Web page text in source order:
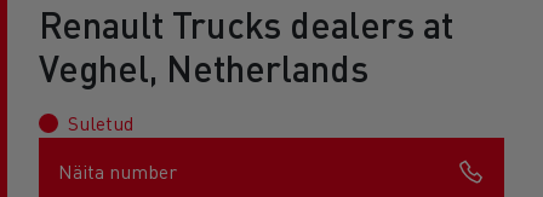
Renault Trucks dealers at
Veghel, Netherlands
Suletud
Näita number